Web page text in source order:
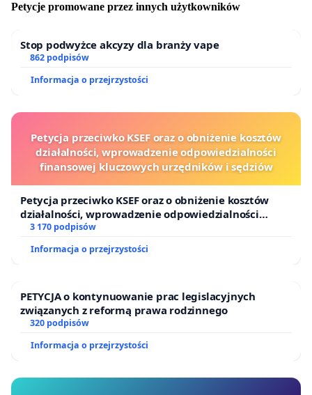
Petycje promowane przez innych użytkowników
Stop podwyżce akcyzy dla branży vape
862 podpisów
Informacja o przejrzystości
Petycja przeciwko KSEF oraz o obniżenie kosztów
działalności, wprowadzenie odpowiedzialności
finansowej kluczowych urzędników i sędziów
Petycja przeciwko KSEF oraz o obniżenie kosztów
działalności, wprowadzenie odpowiedzialności
finansowej kluczowych urzędników i sędziów
3 170 podpisów
Informacja o przejrzystości
PETYCJA o kontynuowanie prac legislacyjnych
związanych z reformą prawa rodzinnego
320 podpisów
Informacja o przejrzystości